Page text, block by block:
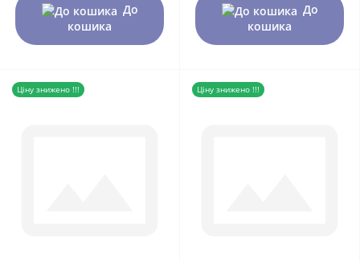
До
кошика
До
кошика
Ціну знижено !!! Ціну знижено !!!